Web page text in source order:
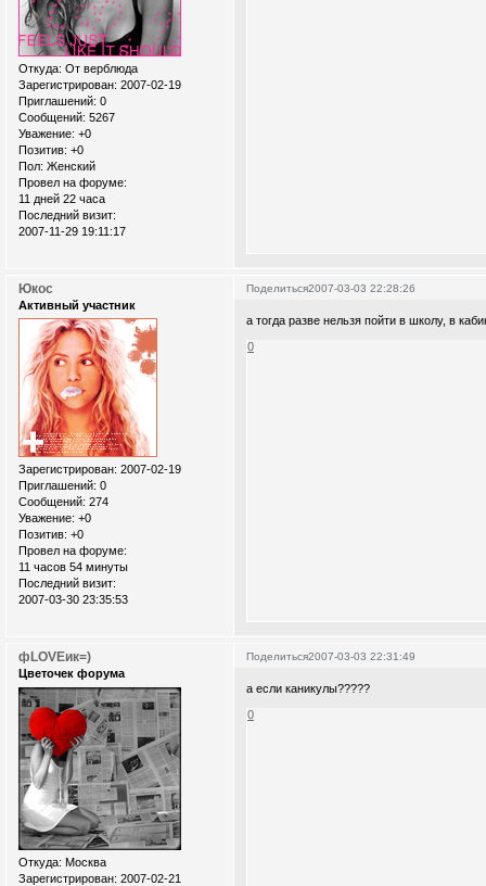
Откуда: От верблюда
Зарегистрирован: 2007-02-19
Приглашений: 0
Сообщений: 5267
Уважение: +0
Позитив: +0
Пол: Женский
Провел на форуме:
11 дней 22 часа
Последний визит:
2007-11-29 19:11:17
Поделиться2007-03-03 22:28:26
Юкос
Активный участник
Зарегистрирован: 2007-02-19
Приглашений: 0
Сообщений: 274
Уважение: +0
Позитив: +0
Провел на форуме:
11 часов 54 минуты
Последний визит:
2007-03-30 23:35:53
а тогда разве нельзя пойти в школу, в
0
Поделиться2007-03-03 22:31:49
фLOVEик=)
Цветочек форума
Откуда: Москва
Зарегистрирован: 2007-02-21
а если каникулы?????
0